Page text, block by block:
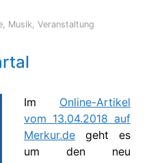
, Musik,Veranstaltung
Im Online-Artikel
vom 13.04.2018 auf
Merkur.de geht es
um den neu